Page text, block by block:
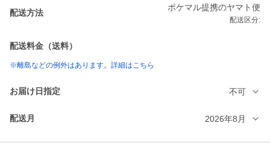
配送方法
ポケマル提携のヤマト便
配送区分:
配送料金（送料）
※離島などの例外はあります。詳細はこちら
お届け日指定 不可
配送月 2026年8月